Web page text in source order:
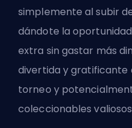
simplemente al subir
dándote la
extra sin gastar más
divertida y gratificante
torneo y
coleccionables